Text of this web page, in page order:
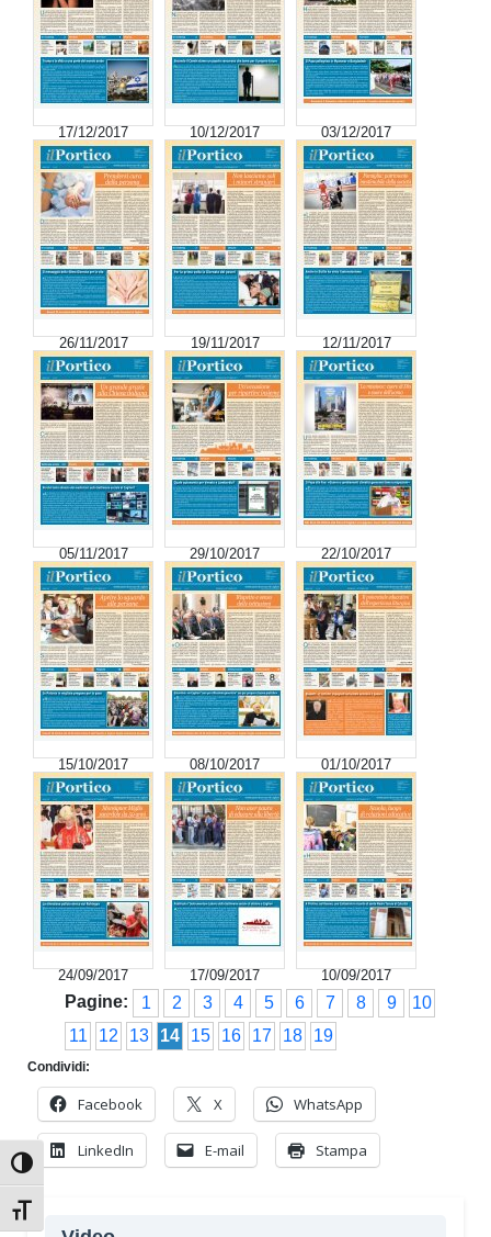
Attiva/disattiva alto contrasto
Attiva/disattiva dimensione testo
17/12/2017 10/12/2017 03/12/2017
26/11/2017 19/11/2017 12/11/2017
05/11/2017 29/10/2017 22/10/2017
15/10/2017 08/10/2017 01/10/2017
24/09/2017 17/09/2017 10/09/2017
Pagine: 1 2 3 4 5 6 7 8 9
10
11
12 13 14 15 16 17 18 19
Condividi:
Facebook X WhatsApp
LinkedIn E-mail Stampa